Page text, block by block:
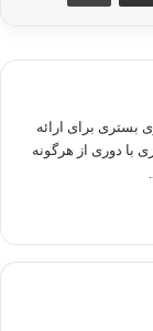
هدف فراهم سازی بستری برای ارائه
با دوری از هرگونه